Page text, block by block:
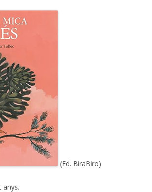
(Ed. BiraBiro)
anys.